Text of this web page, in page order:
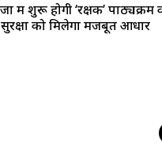
में शुरू होगी ‘रक्षक’ पाठ्यक्रम
को मिलेगा मजबूत आधार